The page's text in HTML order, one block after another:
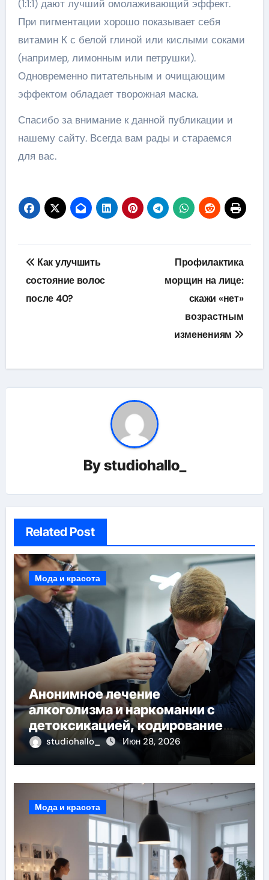
(1:1:1) дают лучший омолаживающий эффект.
При пигментации хорошо показывает себя
витамин К с белой глиной или кислыми соками
(например, лимонным или петрушки).
Одновременно питательным и очищающим
эффектом обладает творожная маска.
Спасибо за внимание к данной публикации и
нашему сайту. Всегда вам рады и стараемся
для вас.
Навигация
по
записям
Как улучшить
состояние волос
после 40?
Профилактика
морщин на лице:
скажи «нет»
возрастным
изменениям
Bystudiohallo_
Related Post
Мода и красота
Анонимное лечение
алкоголизма и наркомании с
детоксикацией, кодированием
и круглосуточной помощью под
studiohallo_ Июн 28, 2026
Мода и красота